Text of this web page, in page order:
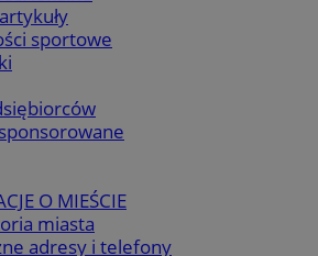
sportowe
O MIEŚCIE
miasta
adresy i telefony